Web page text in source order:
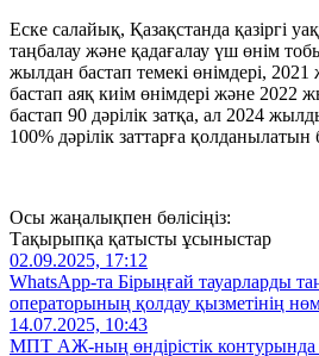
Еске салайық, Қазақстанда қазіргі
таңбалау және қадағалау үш өнім
жылдан бастап темекі өнімдері,
бастап аяқ киім өнімдері және 2022
бастап 90 дәрілік затқа, ал 2024
100% дәрілік заттарға қолданылатын
Осы жаңалықпен бөлісіңіз:
Тақырыпқа қатысты ұсыныстар
02.09.2025, 17:12
WhatsApp-та Бірыңғай тауарларды
операторының қолдау қызметінің
14.07.2025, 10:43
МПТ АЖ-ның өндірістік